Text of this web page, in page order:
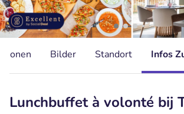
Bilder Standort Infos
Lunchbuffet à volonté bij